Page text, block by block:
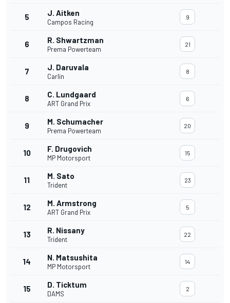
5 J. Aitken
Campos Racing
9
6 R. Shwartzman
Prema Powerteam
21
7 J. Daruvala
Carlin
8
8 C. Lundgaard
ART Grand Prix
6
9 M. Schumacher
Prema Powerteam
20
10 F. Drugovich
MP Motorsport
15
11 M. Sato
Trident
23
12 M. Armstrong
ART Grand Prix
5
13 R. Nissany
Trident
22
14 N. Matsushita
MP Motorsport
14
15 D. Ticktum
DAMS
2